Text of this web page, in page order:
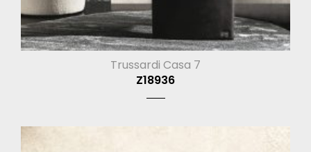
Trussardi Casa 7
Z18936